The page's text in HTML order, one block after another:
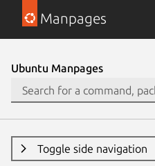
Manpages
Ubuntu Manpages
Toggle side navigation